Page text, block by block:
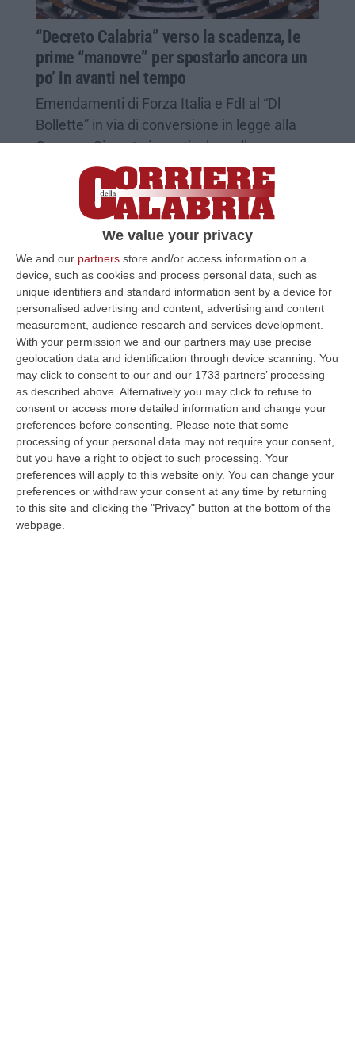
We value your privacy
We and our partners store and/or access information on a
device, such as cookies and process personal data, such as
unique identifiers and standard information sent by a device for
personalised advertising and content, advertising and content
measurement, audience research and services development.
With your permission we and our partners may use precise
geolocation data and identification through device scanning. You
may click to consent to our and our 1733 partners’ processing
as described above. Alternatively you may click to refuse to
consent or access more detailed information and change your
preferences before consenting. Please note that some
processing of your personal data may not require your consent,
but you have a right to object to such processing. Your
preferences will apply to this website only. You can change your
preferences or withdraw your consent at any time by returning
to this site and clicking the "Privacy" button at the bottom of the
webpage.
“Decreto Calabria” verso la scadenza, le
prime “manovre” per spostarlo ancora un
po’ in avanti nel tempo
Emendamenti di Forza Italia e FdI al “Dl
Bollette” in via di conversione in legge alla
Camera. Si punta in particolare alla proroga
dei commissari
Pubblicato il: 21/04/23 – 19:27
Emergenza sanità, Bruni: «In Calabria
cerchiamo medici, ma i nostri costretti ad
emigrare»
La consigliera dem attacca Occhiuto: «Non
applica il Decreto Calabria nel reclutamento
degli specializzandi, come in altre regioni»